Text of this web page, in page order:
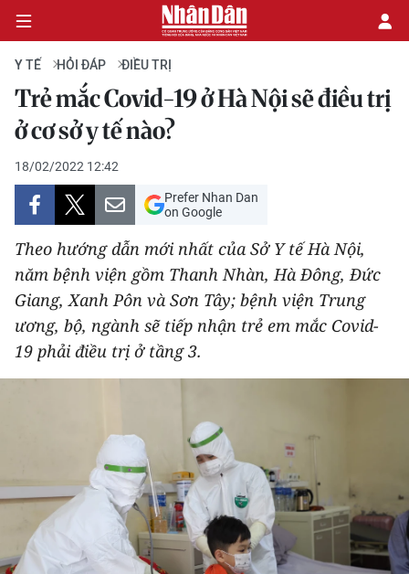
CHÍNH TRỊ
KINH TẾ
VĂN HÓA
XÃ HỘI
PHÁP LUẬT
DU LỊCH
Y TẾ
KHOA HỌC - CÔNG NGHỆ
Y TẾ HỎI ĐÁP ĐIỀU TRỊ
Trẻ mắc Covid-19 ở Hà Nội sẽ điều trị
ở cơ sở y tế nào?
18/02/2022 12:42
Prefer Nhan Dan
on Google
Theo hướng dẫn mới nhất của Sở Y tế Hà Nội,
năm bệnh viện gồm Thanh Nhàn, Hà Đông, Đức
Giang, Xanh Pôn và Sơn Tây; bệnh viện Trung
ương, bộ, ngành sẽ tiếp nhận trẻ em mắc Covid-
19 phải điều trị ở tầng 3.